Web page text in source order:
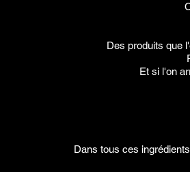
Des produits que
Et si l'on
Dans tous ces